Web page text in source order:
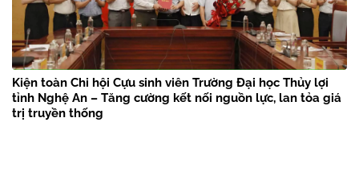
Kiện toàn Chi hội Cựu sinh viên Trường Đại học Thủy lợi
tỉnh Nghệ An – Tăng cường kết nối nguồn lực, lan tỏa giá
trị truyền thống